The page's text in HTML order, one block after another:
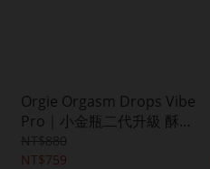
Orgie Orgasm Drops Vibe
Pro｜小金瓶二代升級 酥麻
NT$759